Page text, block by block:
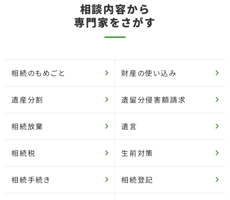
相談内容から
専門家をさがす
相続のもめごと 財産の使い込み
遺産分割 遺留分侵害額請求
相続放棄 遺言
相続税 生前対策
相続手続き 相続登記